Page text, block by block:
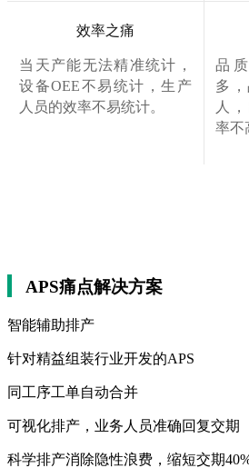
效率之痛
当天产能无法精准统计，
设备OEE不易统计，生产
人员的效率不易统计。
品
多
人
率不
APS痛点解决方案
智能辅助排产
针对精益组装行业开发的APS
同工序工单自动合并
可视化排产，业务人员准确回复交期
科学排产消除隐性浪费，缩短交期